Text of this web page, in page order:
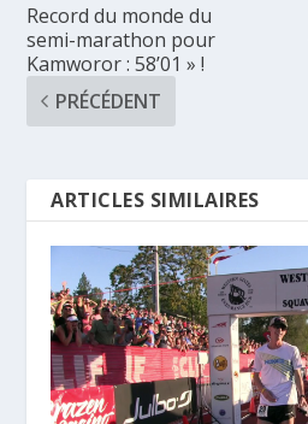
Record du monde du
semi-marathon pour
Kamworor : 58’01 » !
PRÉCÉDENT
ARTICLES SIMILAIRES